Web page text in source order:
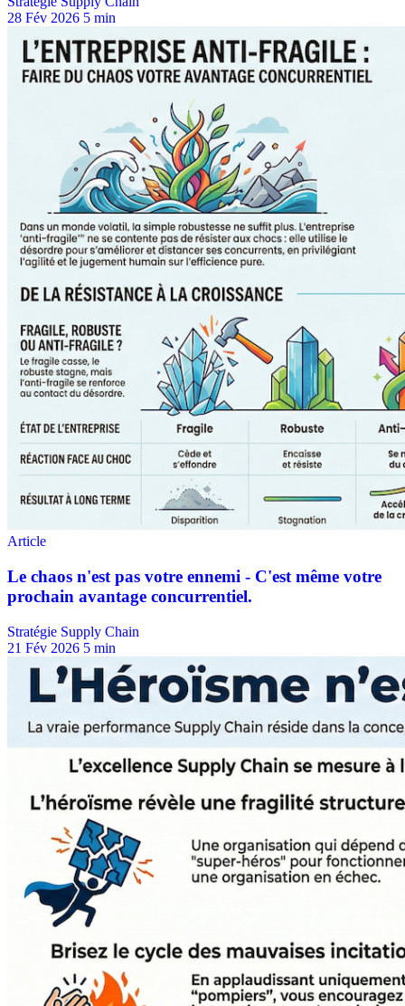
28 Fév 2026 5 min
Stratégie Supply Chain
21 Fév 2026 5 min